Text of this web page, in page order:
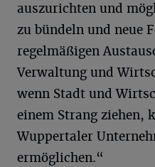
auszurichten und
zu bündeln und neue
regelmäßigen
Verwaltung und
wenn Stadt und
einem Strang ziehen,
Wuppertaler
ermöglichen.“